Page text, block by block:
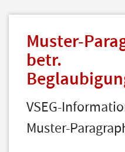
Muster-
betr.
VSEG-
Muster-